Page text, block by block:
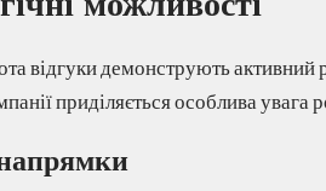
відгуки демонструють
приділяється особлива увага